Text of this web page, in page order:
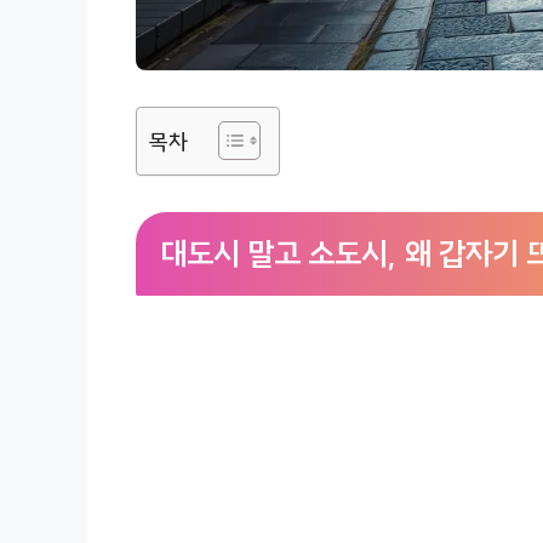
목차
대도시 말고 소도시, 왜 갑자기